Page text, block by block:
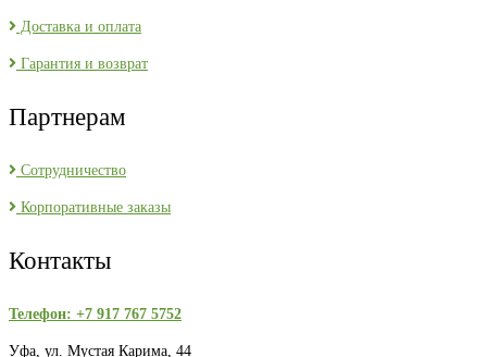
Доставка и оплата
Гарантия и возврат
Партнерам
Сотрудничество
Корпоративные заказы
Контакты
Телефон: +7 917 767 5752
Уфа, ул. Мустая Карима, 44